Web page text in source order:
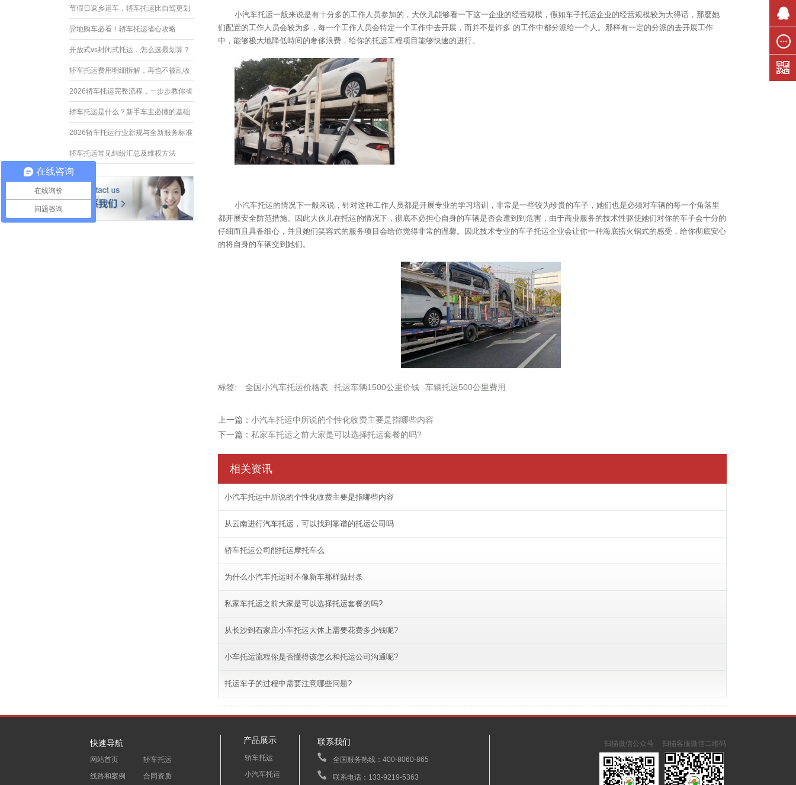
节假日返乡运车，轿车托运比自驾更划
算
异地购车必看！轿车托运省心攻略
开放式vs封闭式托运，怎么选最划算？
轿车托运费用明细拆解，再也不被乱收
费
2026轿车托运完整流程，一步步教你省
心运车
轿车托运是什么？新手车主必懂的基础
常识
2026轿车托运行业新规与全新服务标准
轿车托运常见纠纷汇总及维权方法
小汽车托运一般来说是有十分多的工作人员参加的，大伙儿能够看一下这一企业的经营规模，假如车子托运企业的经营规模较为大得话，那麼她
们配置的工作人员会较为多，每一个工作人员会特定一个工作中去开展，而并不是许多 的工作中都分派给一个人。那样有一定的分派的去开展工作
中，能够极大地降低時间的奢侈浪费，给你的托运工程项目能够快速的进行。
小汽车托运的情况下一般来说，针对这种工作人员都是开展专业的学习培训，非常是一些较为珍贵的车子，她们也是必须对车辆的每一个角落里
都开展安全防范措施。因此大伙儿在托运的情况下，彻底不必担心自身的车辆是否会遭到到危害，由于商业服务的技术性驱使她们对你的车子会十分的
仔细而且具备细心，并且她们笑容式的服务项目会给你觉得非常的温馨。因此技术专业的车子托运企业会让你一种海底捞火锅式的感受，给你彻底安心
的将自身的车辆交到她们。
标签: 全国小汽车托运价格表 托运车辆1500公里价钱 车辆托运500公里费用
上一篇： 小汽车托运中所说的个性化收费主要是指哪些内容
下一篇： 私家车托运之前大家是可以选择托运套餐的吗?
相关资讯
小汽车托运中所说的个性化收费主要是指哪些内容
从云南进行汽车托运，可以找到靠谱的托运公司吗
轿车托运公司能托运摩托车么
为什么小汽车托运时不像新车那样贴封条
私家车托运之前大家是可以选择托运套餐的吗?
从长沙到石家庄小车托运大体上需要花费多少钱呢?
小车托运流程你是否懂得该怎么和托运公司沟通呢?
托运车子的过程中需要注意哪些问题?
快速导航
网站首页
轿车托运
线路和案例
合同资质
产品展示
轿车托运
小汽车托运
联系我们
全国服务热线：400-8060-865
联系电话：133-9219-5363
扫描客服微信二维码
扫描微信公众号
在线留
在线咨询
在线询价
问题咨询